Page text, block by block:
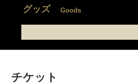
グッズ Goods
チケット